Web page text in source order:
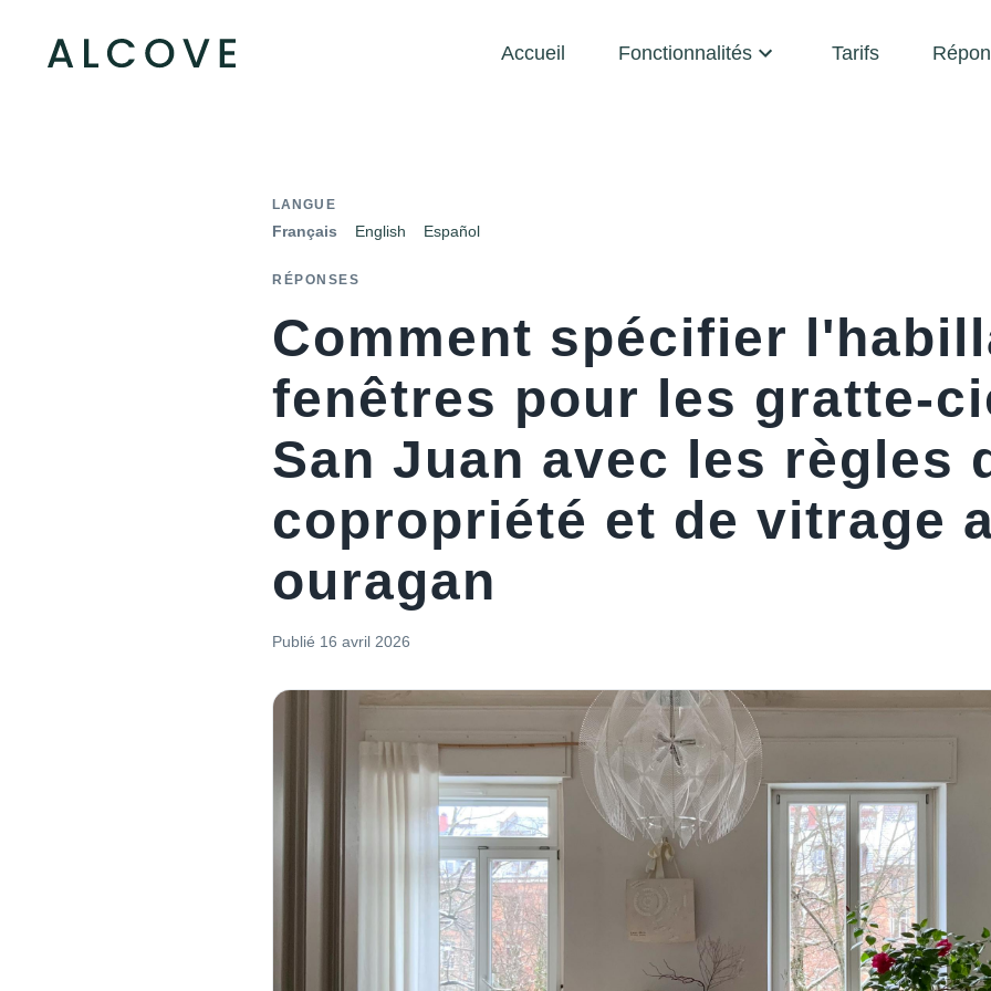
Accueil Fonctionnalités Tarifs
LANGUE
Français English Español
RÉPONSES
Comment spécifier
fenêtres pour les gratte-
San Juan avec les règles
copropriété et de vitrage
ouragan
Publié 16 avril 2026